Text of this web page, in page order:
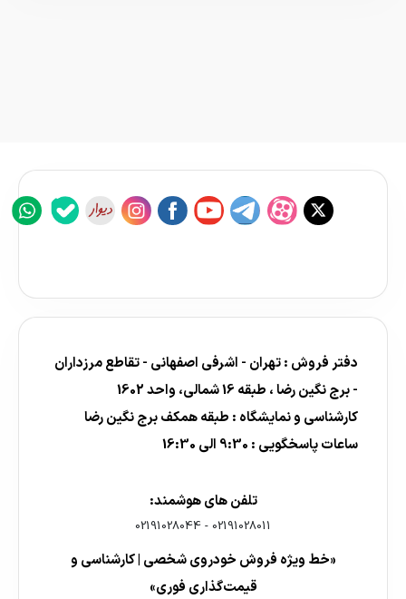
دفتر فروش : تهران - اشرفی اصفهانی - تقاطع مرزداران
- برج نگین رضا ، طبقه 16 شمالی، واحد 1602
کارشناسی و نمایشگاه : طبقه همکف برج نگین رضا
ساعات پاسخگویی : 9:30 الی 16:30
تلفن های هوشمند:
02191028011
-
02191028044
«خط ویژه فروش خودروی شخصی | کارشناسی و
قیمت‌گذاری فوری»